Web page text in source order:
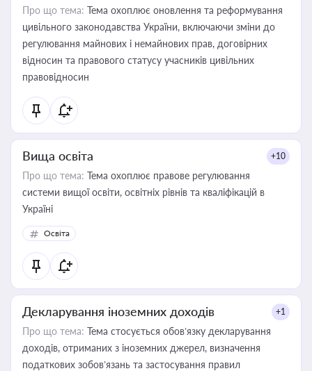
Про що тема: Тема охоплює оновлення та реформування
цивільного законодавства України, включаючи зміни до
регулювання майнових і немайнових прав, договірних
відносин та правового статусу учасників цивільних
правовідносин
Вища освіта +10
Про що тема: Тема охоплює правове регулювання
системи вищої освіти, освітніх рівнів та кваліфікацій в
Україні
Освіта
Декларування іноземних доходів +1
Про що тема: Тема стосується обов’язку декларування
доходів, отриманих з іноземних джерел, визначення
податкових зобов’язань та застосування правил